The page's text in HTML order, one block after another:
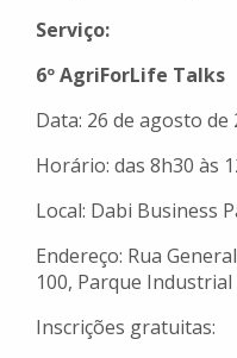
Serviço:
6º AgriForLife Talks
Data: 26 de agosto de
Horário: das 8h30 às
Local: Dabi Business
Endereço: Rua
100, Parque
Inscrições gratuitas: